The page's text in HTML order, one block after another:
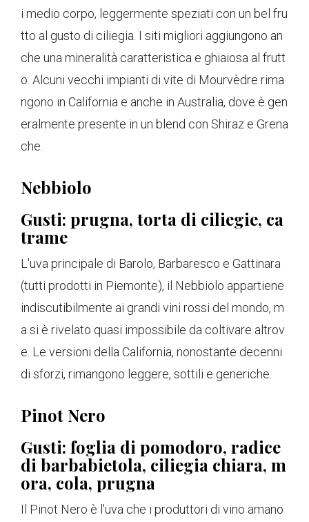
i medio corpo, leggermente speziati con un bel fru
tto al gusto di ciliegia. I siti migliori aggiungono an
che una mineralità caratteristica e ghiaiosa al frutt
o. Alcuni vecchi impianti di vite di Mourvèdre rima
ngono in California e anche in Australia, dove è gen
eralmente presente in un blend con Shiraz e Grena
che.
Nebbiolo
Gusti: prugna, torta di ciliegie, ca
trame
L'uva principale di Barolo, Barbaresco e Gattinara
(tutti prodotti in Piemonte), il Nebbiolo appartiene
indiscutibilmente ai grandi vini rossi del mondo, m
a si è rivelato quasi impossibile da coltivare altrov
e. Le versioni della California, nonostante decenni
di sforzi, rimangono leggere, sottili e generiche.
Pinot Nero
Gusti: foglia di pomodoro, radice
di barbabietola, ciliegia chiara, m
ora, cola, prugna
Il Pinot Nero è l'uva che i produttori di vino amano